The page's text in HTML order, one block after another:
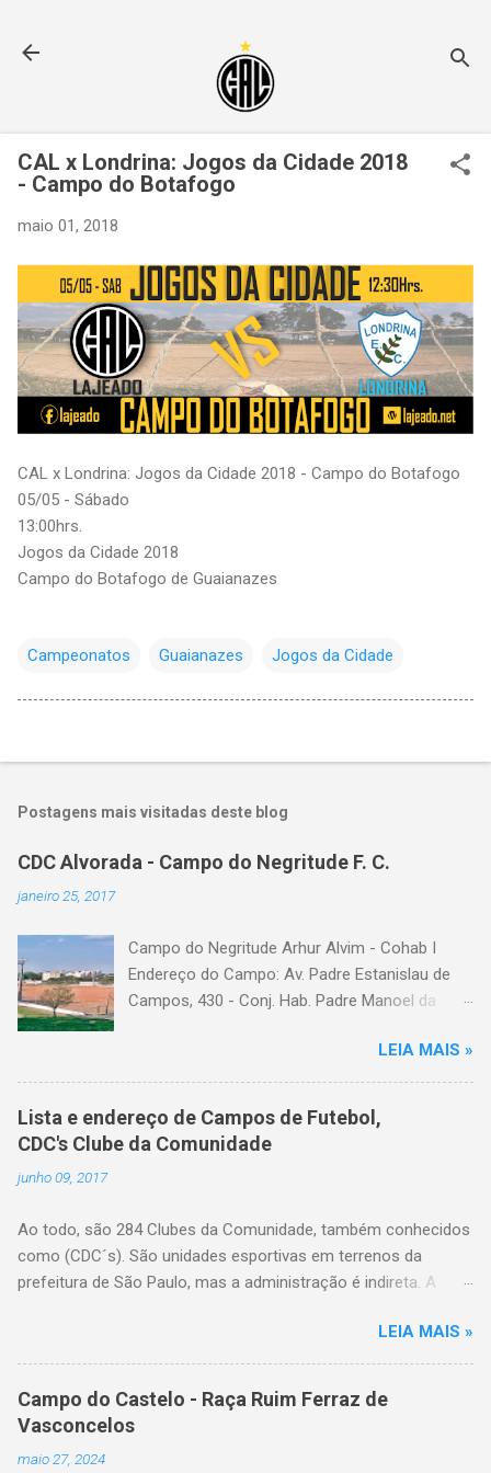
CAL x Londrina: Jogos da Cidade 2018
- Campo do Botafogo
maio 01, 2018
CAL x Londrina: Jogos da Cidade 2018 - Campo do Botafogo
05/05 - Sábado
13:00hrs.
Jogos da Cidade 2018
Campo do Botafogo de Guaianazes
Campeonatos Guaianazes Jogos da Cidade
Postagens mais visitadas deste blog
CDC Alvorada - Campo do Negritude F. C.
janeiro 25, 2017
Campo do Negritude Arhur Alvim - Cohab I
Endereço do Campo: Av. Padre Estanislau de
Campos, 430 - Conj. Hab. Padre Manoel da
Categoria: cdc, campo de futebol, futebol de
várzea, futebol amador
LEIA MAIS »
Lista e endereço de Campos de Futebol,
CDC's Clube da Comunidade
junho 09, 2017
Ao todo, são 284 Clubes da Comunidade, também conhecidos
como (CDC´s). São unidades esportivas em terrenos da
prefeitura de São Paulo, mas a administração é indireta. A
com reconhecida vocação no trabalho esportivo, legalmente
constituídos em forma de associação comunitária ou e eleitos
pela própria população do bairro. A Secretaria de Esportes
coordena o processo de eleição das entidades que farão esta
atividades no calendário destes espaços, além de realizar
LEIA MAIS »
Campo do Castelo - Raça Ruim Ferraz de
Vasconcelos
maio 27, 2024